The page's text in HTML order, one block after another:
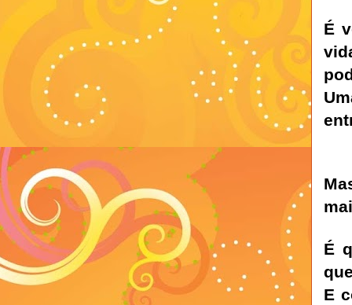
É
É
E